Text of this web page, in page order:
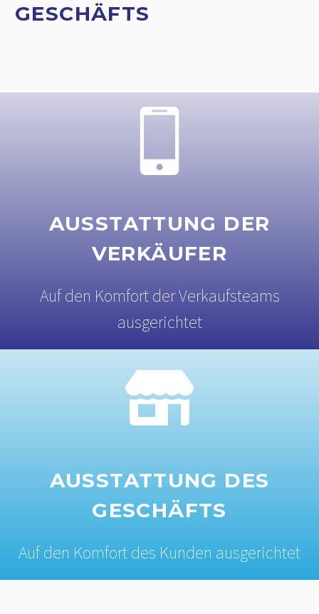
GESCHÄFTS
AUSSTATTUNG DER
VERKÄUFER
Auf den Komfort der Verkaufsteams
ausgerichtet
AUSSTATTUNG DES
GESCHÄFTS
Auf den Komfort des Kunden ausgerichtet